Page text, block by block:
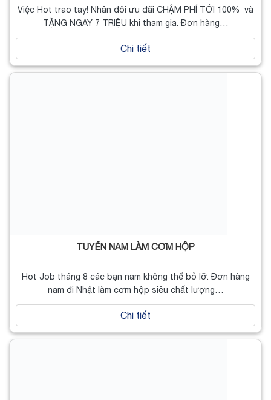
Việc Hot trao tay! Nhân đôi ưu đãi CHẬM PHÍ TỚI 100% và
TẶNG NGAY 7 TRIỆU khi tham gia. Đơn hàng…
Chi tiết
TUYỂN NAM LÀM CƠM HỘP
Hot Job tháng 8 các bạn nam không thể bỏ lỡ. Đơn hàng
nam đi Nhật làm cơm hộp siêu chất lượng…
Chi tiết